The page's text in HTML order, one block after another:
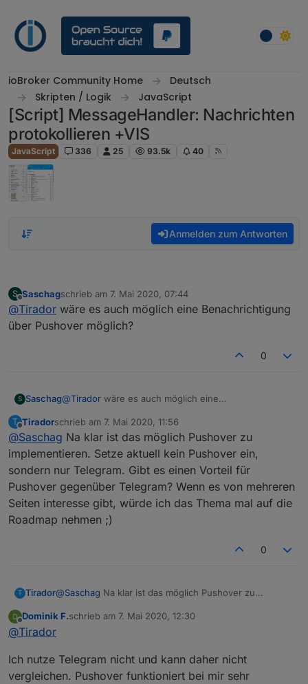
ioBroker Community Home
Deutsch
Skripten / Logik
JavaScript
[Script] MessageHandler: Nachrichten
protokollieren +VIS
JavaScript 336 25 93.5k 40
Anmelden zum Antworten
S
Offline
Saschagschrieb am 7. Mai 2020, 07:44
zuletzt editiert von
@Tirador wäre es auch möglich eine Benachrichtigung
über Pushover möglich?
0
S Saschag@Tirador wäre es auch möglich eine
T
Offline
Tiradorschrieb am 7. Mai 2020, 11:56
zuletzt editiert von
@Saschag Na klar ist das möglich Pushover zu
implementieren. Setze aktuell kein Pushover ein,
sondern nur Telegram. Gibt es einen Vorteil für
Pushover gegenüber Telegram? Wenn es von mehreren
Seiten interesse gibt, würde ich das Thema mal auf die
Roadmap nehmen ;)
0
T Tirador@Saschag Na klar ist das möglich Pushover zu
sondern nur Telegram. Gibt es einen Vorteil für
Pushover gegenüber Telegram? Wenn es von
mal auf die Roadmap nehmen ;)
Offline
Dominik F.schrieb am 7. Mai 2020, 12:30
zuletzt editiert von
@Tirador
Ich nutze Telegram nicht und kann daher nicht
vergleichen. Pushover funktioniert bei mir sehr